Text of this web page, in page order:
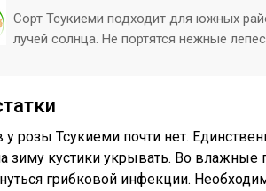
Сорт Тсукиеми подходит для южных
лучей солнца. Не портятся нежные
розы Тсукиеми почти нет.
зиму кустики укрывать. Во влажные
грибковой инфекции.